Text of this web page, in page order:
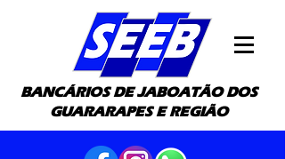
BANCÁRIOS DE JABOATÃO DOS
GUARARAPES E REGIÃO